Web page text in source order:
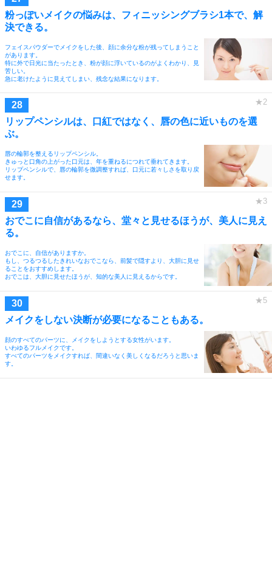
粉っぽいメイクの悩みは、フィニッシングブラシ1本で、解
決できる。
フェイスパウダーでメイクをした後、顔に余分な粉が残ってしまうこと
があります。
特に外で日光に当たったとき、粉が顔に浮いているのがよくわかり、見
苦しい。
急に老けたように見えてしまい、残念な結果になります。
リップペンシルは、口紅ではなく、唇の色に近いものを選
ぶ。
唇の輪郭を整えるリップペンシル。
きゅっと口角の上がった口元は、年を重ねるにつれて垂れてきます。
リップペンシルで、唇の輪郭を微調整すれば、口元に若々しさを取り戻
せます。
おでこに自信があるなら、堂々と見せるほうが、美人に見え
る。
おでこに、自信がありますか。
もし、つるつるしたきれいなおでこなら、前髪で隠すより、大胆に見せ
ることをおすすめします。
おでこは、大胆に見せたほうが、知的な美人に見えるからです。
メイクをしない決断が必要になることもある。
顔のすべてのパーツに、メイクをしようとする女性がいます。
いわゆるフルメイクです。
すべてのパーツをメイクすれば、間違いなく美しくなるだろうと思いま
す。